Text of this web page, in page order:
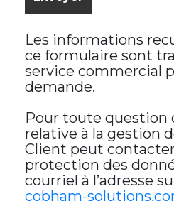
Les informations
ce formulaire sont
service commercial
demande.
Pour toute question
relative à la gestion
Client peut
protection des
courriel à l’adresse
cobham-